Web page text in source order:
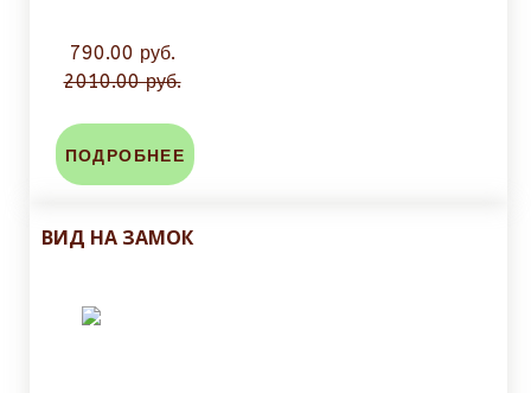
790.00 руб.
2010.00 руб.
ПОДРОБНЕЕ
ВИД НА ЗАМОК